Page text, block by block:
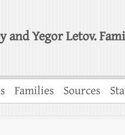
and Yegor Letov.
Families Sources